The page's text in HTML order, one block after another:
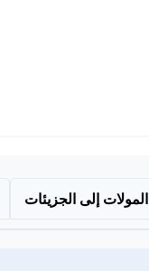
المولات إلى الجزيئات